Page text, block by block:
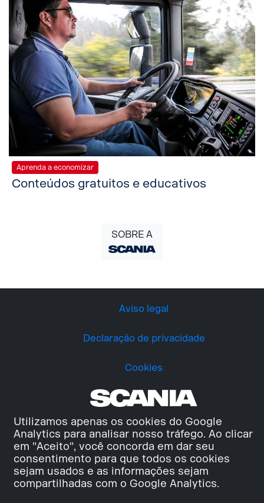
Utilizamos apenas os cookies do Google
Analytics para analisar nosso tráfego. Ao clicar
em "Aceito", você concorda em dar seu
consentimento para que todos os cookies
sejam usados e as informações sejam
compartilhadas com o Google Analytics.
Aprenda a economizar
Conteúdos gratuitos e educativos
SOBRE A
Aviso legal
Declaração de privacidade
Cookies